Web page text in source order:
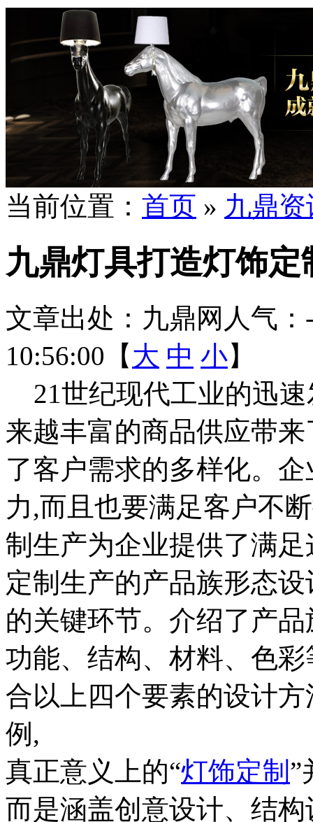
当前位置： 首页 » 九鼎
九鼎灯具打造灯饰定
文章出处：九鼎网 人气：
10:56:00【 大 中 小】
21世纪现代工业的迅速
来越丰富的商品供应带
了客户需求的多样化。
力,而且也要满足客户不
制生产为企业提供了满
定制生产的产品族形态
的关键环节。介绍了产
功能、结构、材料、色
合以上四个要素的设计
例,
真正意义上的“灯饰定制 ”
而是涵盖创意设计、结